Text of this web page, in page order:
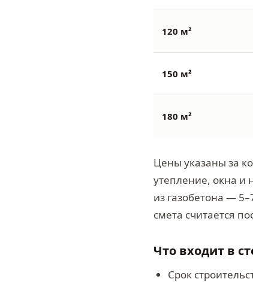
120 м²
150 м²
180 м²
Цены указаны за
утепление, окна и
из газобетона —
смета считается
Что входит в
Срок